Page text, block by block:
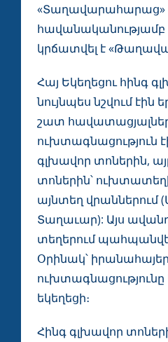
«Տաղավարահարաց»
կրճատվել է
Հայ Եկեղեցու հինգ
նույնպես նշվում էին
շատ հավատացյալներ
ուխտագնացություն
գլխավոր տոներին,
տոներին՝
այնտեղ
Տաղաւար): Այս
տեղերում պահպանվել
Օրինակ՝
ուխտագնացությունը
եկեղեցի։
Հինգ գլխավոր